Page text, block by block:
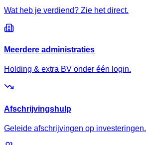
Wat heb je verdiend? Zie het direct.
Meerdere administraties
Holding & extra BV onder één login.
Afschrijvingshulp
Geleide afschrijvingen op investeringen.